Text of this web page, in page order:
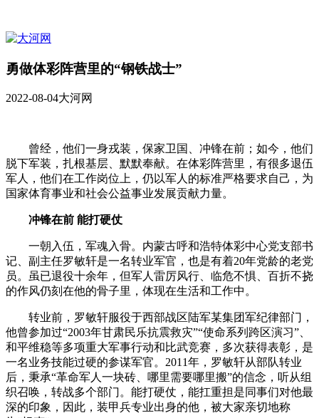
勇做体彩阵营里的“钢铁战士”
2022-08-04大河网
曾经，他们一身戎装，保家卫国、冲锋在前；如今，他们
脱下军装，扎根基层、默默奉献。在体彩阵营里，有很多退伍
军人，他们在工作岗位上，仍以军人的标准严格要求自己，为
国家体育事业和社会公益事业发展贡献力量。
冲锋在前 能打硬仗
一朝入伍，军魂入骨。内蒙古呼和浩特体彩中心党支部书
记、副主任罗敏轩是一名转业军官，也是有着20年党龄的老党
员。虽已退役十余年，但军人雷厉风行、临危不惧、百折不挠
的作风仍刻在他的骨子里，体现在生活和工作中。
转业前，罗敏轩服役于西部战区陆军某集团军纪律部门，
他曾参加过“2003年甘肃民乐抗震救灾”“使命系列跨区演习”、
和平维稳等多项重大军事行动和比武竞赛，多次获得表彰，是
一名业务技能过硬的参谋军官。2011年，罗敏轩从部队转业
后，秉承“革命军人一块砖、哪里需要哪里搬”的信念，听从组
织召唤，转战多个部门。能打硬仗，能扛重担是同事们对他最
深的印象，因此，装甲兵专业出身的他，被大家亲切地称